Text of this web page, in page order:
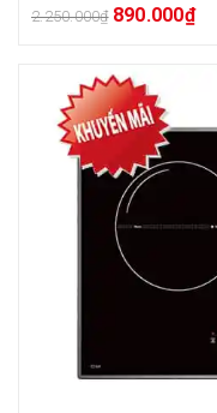
2.250.000₫ 890.000₫